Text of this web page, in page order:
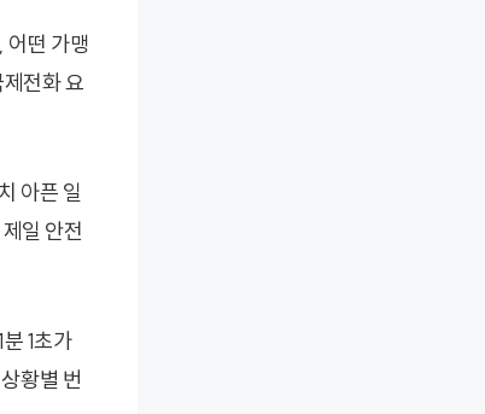
어떤 가맹
전화 요
아픈 일
일 안전
1초가
황별 번